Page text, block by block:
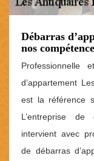
Débarras
nos
Professionnelle
d’appartement
est la référence
L’entreprise de
intervient avec
de débarras